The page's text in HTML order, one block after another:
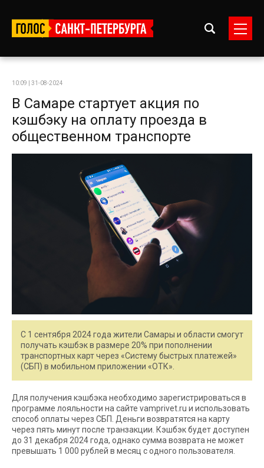
10:09 | 31-08-2024
В Самаре стартует акция по
кэшбэку на оплату проезда в
общественном транспорте
С 1 сентября 2024 года жители Самары и области смогут
получать кэшбэк в размере 20% при пополнении
транспортных карт через «Систему быстрых платежей»
(СБП) в мобильном приложении «ОТК».
Для получения кэшбэка необходимо зарегистрироваться в
программе лояльности на сайте vamprivet.ru и использовать
способ оплаты через СБП. Деньги возвратятся на карту
через пять минут после транзакции. Кэшбэк будет доступен
до 31 декабря 2024 года, однако сумма возврата не может
превышать 1 000 рублей в месяц с одного пользователя.